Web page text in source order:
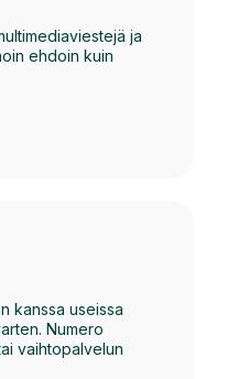
ja
ehdoin kuin
kanssa useissa
Numero
vaihtopalvelun